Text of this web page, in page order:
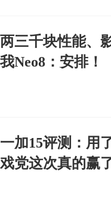
两三千块性能、
我Neo8：安排！
一加15评测：用
戏党这次真的赢